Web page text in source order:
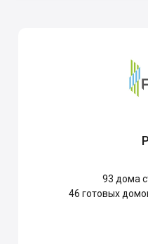
93 дома
46 готовых